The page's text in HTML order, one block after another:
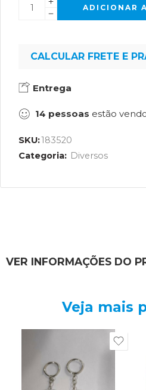
ADICIONAR
CALCULAR FRETE E
Entrega
14 pessoas estão
SKU:183520
Categoria: Diversos
VER INFORMAÇÕES DO
Veja mais